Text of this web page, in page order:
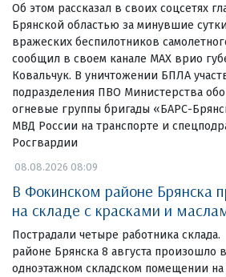
Об этом рассказал в своих соцсетях
Брянской областью за минувшие
вражеских беспилотников
сообщил в своем канале МАХ врио
Ковальчук. В уничтожении БПЛА
подразделения ПВО Министерства
огневые группы бригады «БАРС-
МВД России на транспорте и
Росгвардии
08.08.2026 08:09
В Фокинском районе Брянска
на складе с красками и
Пострадали четыре работника
районе Брянска 8 августа произошло
одноэтажном складском помещении